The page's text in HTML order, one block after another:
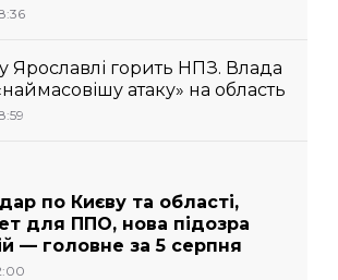
Ярославлі горить НПЗ. Влада
атаку» на область
по Києву та області,
для ППО, нова підозра
— головне за 5 серпня